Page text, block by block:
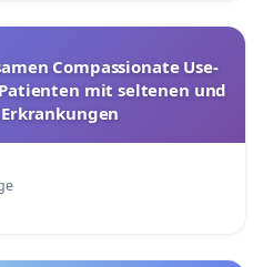
Compassionate Use-
mit seltenen und